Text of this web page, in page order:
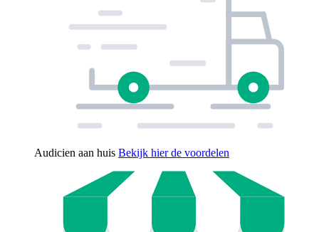
Audicien aan huis Bekijk hier de voordelen